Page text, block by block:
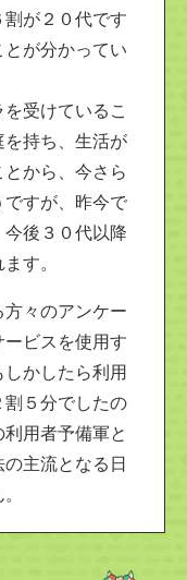
割が２０代です
が分かってい
受けているこ
を持ち、生活が
から、今さら
すが、昨今で
後３０代以降
す。
々のアンケー
ービスを使用す
かしたら利用
５分でしたの
用者予備軍と
主流となる日